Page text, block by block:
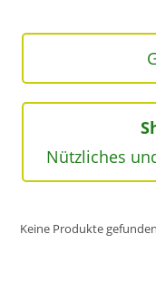
Nützliches
Keine Produkte